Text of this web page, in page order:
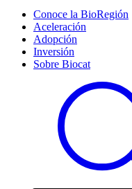
Conoce la BioRegión
Aceleración
Adopción
Inversión
Sobre Biocat